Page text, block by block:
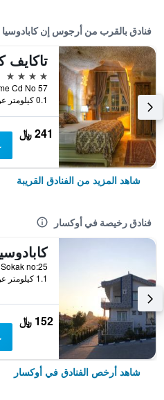
فنادق بالقرب من أرجوس إن كابادوسيا
4 نجوم
0.1 كيلومتر عن وسط المدينة
241 ﷼
شاهد المزيد من الفنادق القريبة
فنادق رخيصة في أوكسار
1.1 كيلومتر عن وسط المدينة
152 ﷼
شاهد أرخص الفنادق في أوكسار